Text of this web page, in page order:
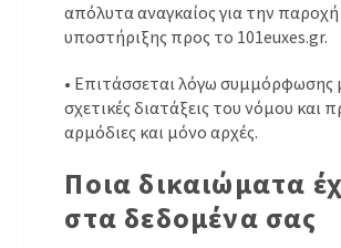
απόλυτα αναγκαίος για την παροχή
υποστήριξης προς το 101euxes.gr.
• Επιτάσσεται λόγω συμμόρφωσης
σχετικές διατάξεις του νόμου και
αρμόδιες και μόνο αρχές.
Ποια δικαιώματα
στα δεδομένα σας